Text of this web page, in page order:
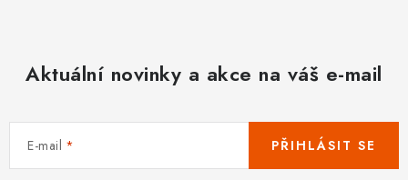
Aktuální novinky a akce na váš e-mail
E-mail PŘIHLÁSIT SE